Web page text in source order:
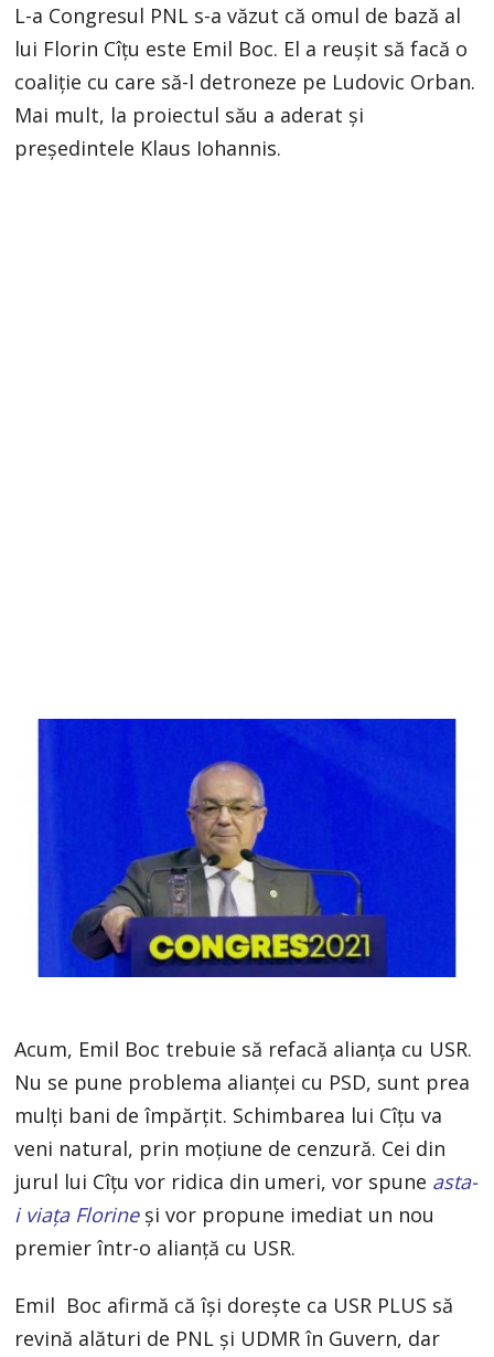
L-a Congresul PNL s-a văzut că omul de bază al
lui Florin Cîțu este Emil Boc. El a reușit să facă o
coaliție cu care să-l detroneze pe Ludovic Orban.
Mai mult, la proiectul său a aderat și
președintele Klaus Iohannis.
Acum, Emil Boc trebuie să refacă alianța cu USR.
Nu se pune problema alianței cu PSD, sunt prea
mulți bani de împărțit. Schimbarea lui Cîțu va
veni natural, prin moțiune de cenzură. Cei din
jurul lui Cîțu vor ridica din umeri, vor spune asta-
i viața Florineși vor propune imediat un nou
premier într-o alianță cu USR.
Emil Boc afirmă că îşi doreşte ca USR PLUS să
revină alături de PNL şi UDMR în Guvern, dar